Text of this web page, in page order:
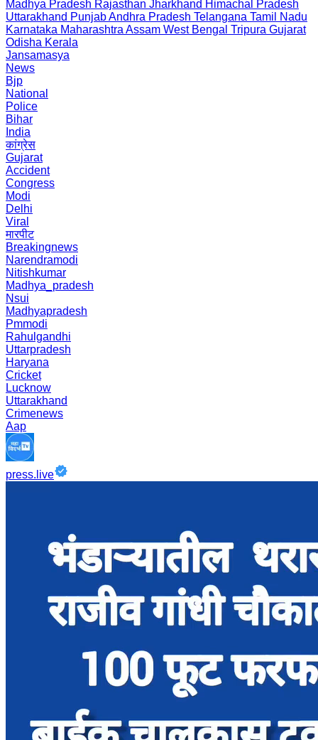
Madhya Pradesh Rajasthan Jharkhand Himachal Pradesh
Uttarakhand PunjabAndhra Pradesh Telangana Tamil Nadu
Karnataka Maharashtra Assam West Bengal Tripura Gujarat
Odisha Kerala
Jansamasya
News
Bjp
National
Police
Bihar
India
कांग्रेस
Gujarat
Accident
Congress
Modi
Delhi
Viral
मारपीट
Breakingnews
Narendramodi
Nitishkumar
Madhya_pradesh
Nsui
Madhyapradesh
Pmmodi
Rahulgandhi
Uttarpradesh
Haryana
Cricket
Lucknow
Uttarakhand
Crimenews
Aap
press.live